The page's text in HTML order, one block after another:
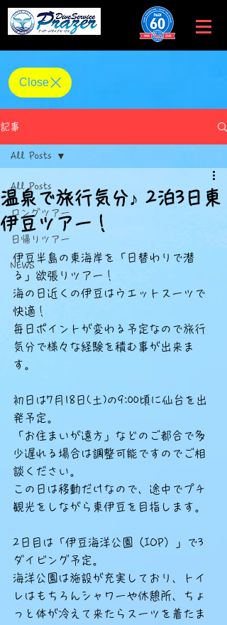
Close
記事
All Posts
ロングツアー
日帰りツアー
NEWS
All Posts
温泉で旅行気分♪ 2泊3日東
伊豆ツアー！
5つ星のうちNaNと評価されています。
伊豆半島の東海岸を「日替わりで潜
る」欲張りツアー！
海の日近くの伊豆はウエットスーツで
快適！
毎日ポイントが変わる予定なので旅行
気分で様々な経験を積む事が出来ま
す。
初日は7月18日(土)の9:00頃に仙台を出
発予定。
「お住まいが遠方」などのご都合で多
少遅れる場合は調整可能ですのでご相
談ください。
この日は移動だけなので、途中でプチ
観光をしながら東伊豆を目指します。
2日目は「伊豆海洋公園（IOP）」で3
ダイビング予定。
海洋公園は施設が充実しており、トイ
レはもちろんシャワーや休憩所、ちょ
っと体が冷えて来たらスーツを着たま